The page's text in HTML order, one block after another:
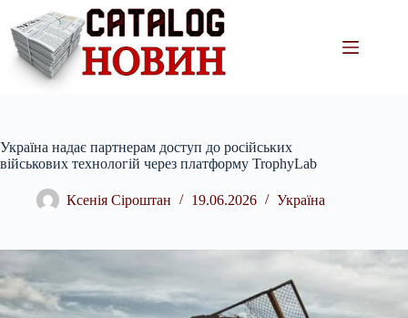
вмісту
Україна надає партнерам доступ до російських
військових технологій через платформу TrophyLab
Ксенія Сіроштан 19.06.2026 Україна